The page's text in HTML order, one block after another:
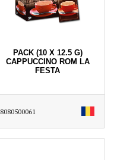
PACK (10 X 12.5 G)
CAPPUCCINO ROM LA
FESTA
8080500061